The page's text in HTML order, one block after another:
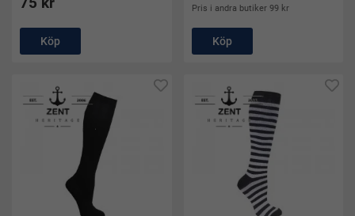
Köp
Pris i andra butiker 99 kr
Köp